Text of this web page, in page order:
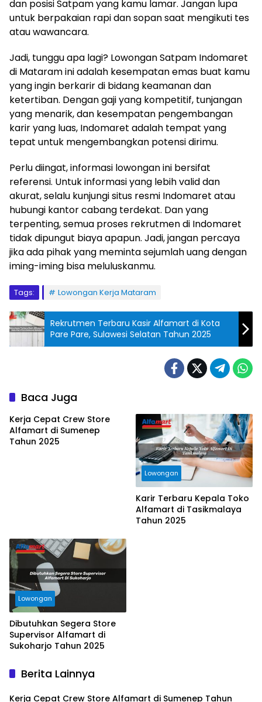
dan posisi Satpam yang kamu lamar. Jangan lupa
untuk berpakaian rapi dan sopan saat mengikuti tes
atau wawancara.
Jadi, tunggu apa lagi? Lowongan Satpam Indomaret
di Mataram ini adalah kesempatan emas buat kamu
yang ingin berkarir di bidang keamanan dan
ketertiban. Dengan gaji yang kompetitif, tunjangan
yang menarik, dan kesempatan pengembangan
karir yang luas, Indomaret adalah tempat yang
tepat untuk mengembangkan potensi dirimu.
Perlu diingat, informasi lowongan ini bersifat
referensi. Untuk informasi yang lebih valid dan
akurat, selalu kunjungi situs resmi Indomaret atau
hubungi kantor cabang terdekat. Dan yang
terpenting, semua proses rekrutmen di Indomaret
tidak dipungut biaya apapun. Jadi, jangan percaya
jika ada pihak yang meminta sejumlah uang dengan
iming-iming bisa meluluskanmu.
Tags: Lowongan Kerja Mataram
Rekrutmen Terbaru Kasir Alfamart di Kota
Pare Pare, Sulawesi Selatan Tahun 2025
Baca Juga
Kerja Cepat Crew Store
Alfamart di Sumenep
Tahun 2025
Lowongan
Karir Terbaru Kepala Toko
Alfamart di Tasikmalaya
Tahun 2025
Lowongan
Dibutuhkan Segera Store
Supervisor Alfamart di
Sukoharjo Tahun 2025
Berita Lainnya
Kerja Cepat Crew Store Alfamart di Sumenep Tahun